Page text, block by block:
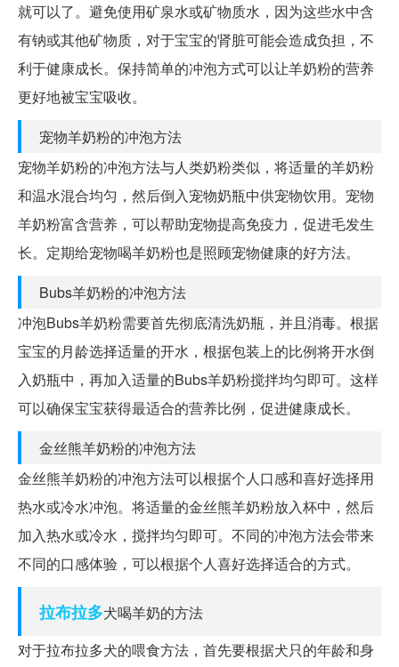
就可以了。避免使用矿泉水或矿物质水，因为这些水中含
有钠或其他矿物质，对于宝宝的肾脏可能会造成负担，不
利于健康成长。保持简单的冲泡方式可以让羊奶粉的营养
更好地被宝宝吸收。
宠物羊奶粉的冲泡方法
宠物羊奶粉的冲泡方法与人类奶粉类似，将适量的羊奶粉
和温水混合均匀，然后倒入宠物奶瓶中供宠物饮用。宠物
羊奶粉富含营养，可以帮助宠物提高免疫力，促进毛发生
长。定期给宠物喝羊奶粉也是照顾宠物健康的好方法。
Bubs羊奶粉的冲泡方法
冲泡Bubs羊奶粉需要首先彻底清洗奶瓶，并且消毒。根据
宝宝的月龄选择适量的开水，根据包装上的比例将开水倒
入奶瓶中，再加入适量的Bubs羊奶粉搅拌均匀即可。这样
可以确保宝宝获得最适合的营养比例，促进健康成长。
金丝熊羊奶粉的冲泡方法
金丝熊羊奶粉的冲泡方法可以根据个人口感和喜好选择用
热水或冷水冲泡。将适量的金丝熊羊奶粉放入杯中，然后
加入热水或冷水，搅拌均匀即可。不同的冲泡方法会带来
不同的口感体验，可以根据个人喜好选择适合的方式。
拉布拉多犬喝羊奶的方法
对于拉布拉多犬的喂食方法，首先要根据犬只的年龄和身